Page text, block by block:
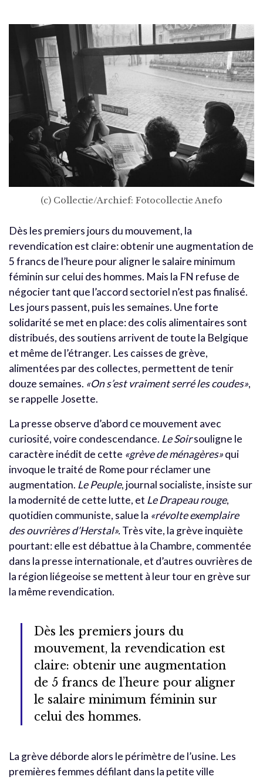
(c) Collectie/Archief: Fotocollectie Anefo
Dès les premiers jours du mouvement, la
revendication est claire: obtenir une augmentation de
5 francs de l’heure pour aligner le salaire minimum
féminin sur celui des hommes. Mais la FN refuse de
négocier tant que l’accord sectoriel n’est pas finalisé.
Les jours passent, puis les semaines. Une forte
solidarité se met en place: des colis alimentaires sont
distribués, des soutiens arrivent de toute la Belgique
et même de l’étranger. Les caisses de grève,
alimentées par des collectes, permettent de tenir
douze semaines. «On s’est vraiment serré les coudes»,
se rappelle Josette.
La presse observe d’abord ce mouvement avec
curiosité, voire condescendance. Le Soirsouligne le
caractère inédit de cette «grève de ménagères»qui
invoque le traité de Rome pour réclamer une
augmentation. Le Peuple, journal socialiste, insiste sur
la modernité de cette lutte, et Le Drapeau rouge,
quotidien communiste, salue la «révolte exemplaire
des ouvrières d’Herstal».Très vite, la grève inquiète
pourtant: elle est débattue à la Chambre, commentée
dans la presse internationale, et d’autres ouvrières de
la région liégeoise se mettent à leur tour en grève sur
la même revendication.
Dès les premiers jours du
mouvement, la revendication est
claire: obtenir une augmentation
de 5 francs de l’heure pour aligner
le salaire minimum féminin sur
celui des hommes.
La grève déborde alors le périmètre de l’usine. Les
premières femmes défilant dans la petite ville